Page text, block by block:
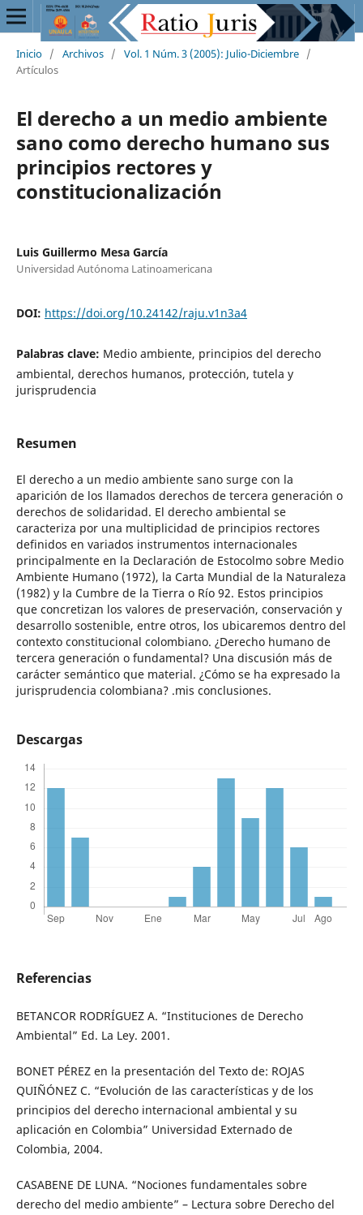
Inicio / Archivos / Vol. 1 Núm. 3 (2005): Julio-Diciembre /
Artículos
El derecho a un medio ambiente
sano como derecho humano sus
principios rectores y
constitucionalización
Luis Guillermo Mesa García
Universidad Autónoma Latinoamericana
DOI: https://doi.org/10.24142/raju.v1n3a4
Palabras clave: Medio ambiente, principios del derecho
ambiental, derechos humanos, protección, tutela y
jurisprudencia
Resumen
El derecho a un medio ambiente sano surge con la
aparición de los llamados derechos de tercera generación o
derechos de solidaridad. El derecho ambiental se
caracteriza por una multiplicidad de principios rectores
definidos en variados instrumentos internacionales
principalmente en la Declaración de Estocolmo sobre Medio
Ambiente Humano (1972), la Carta Mundial de la Naturaleza
(1982) y la Cumbre de la Tierra o Río 92. Estos principios
que concretizan los valores de preservación, conservación y
desarrollo sostenible, entre otros, los ubicaremos dentro del
contexto constitucional colombiano. ¿Derecho humano de
tercera generación o fundamental? Una discusión más de
carácter semántico que material. ¿Cómo se ha expresado la
jurisprudencia colombiana? .mis conclusiones.
Descargas
Referencias
BETANCOR RODRÍGUEZ A. “Instituciones de Derecho
Ambiental” Ed. La Ley. 2001.
BONET PÉREZ en la presentación del Texto de: ROJAS
QUIÑÓNEZ C. “Evolución de las características y de los
principios del derecho internacional ambiental y su
aplicación en Colombia” Universidad Externado de
Colombia, 2004.
CASABENE DE LUNA. “Nociones fundamentales sobre
derecho del medio ambiente” – Lectura sobre Derecho del